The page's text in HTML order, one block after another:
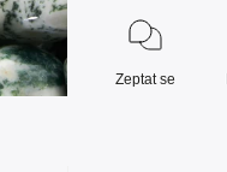
Zeptat se